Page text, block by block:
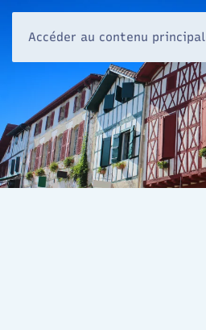
Accéder au contenu principal